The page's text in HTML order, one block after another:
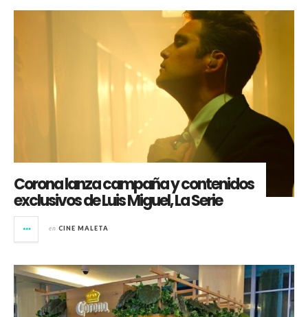
Corona lanza campaña y contenidos
exclusivos de Luis Miguel, La Serie
en CINE MALETA